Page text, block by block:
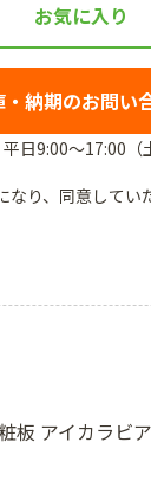
お気に入り
・納期のお問い
日9:00～17:00（
なり、同意してい
板 アイカラビ